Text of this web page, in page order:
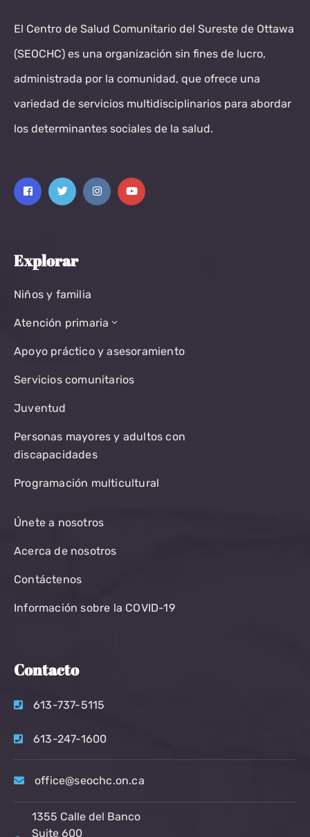
El Centro de Salud Comunitario del Sureste de Ottawa
(SEOCHC) es una organización sin fines de lucro,
administrada por la comunidad, que ofrece una
variedad de servicios multidisciplinarios para abordar
los determinantes sociales de la salud.
Explorar
Niños y familia
Atención primaria
Apoyo práctico y asesoramiento
Servicios comunitarios
Juventud
Personas mayores y adultos con
discapacidades
Programación multicultural
Únete a nosotros
Acerca de nosotros
Contáctenos
Información sobre la COVID-19
Contacto
613-737-5115
613-247-1600
office@seochc.on.ca
1355 Calle del Banco
Suite 600